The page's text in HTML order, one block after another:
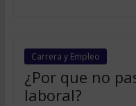
Carrera y Empleo
¿Por que no
laboral?